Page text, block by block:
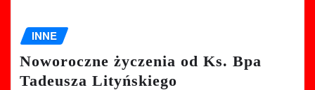
INNE
Noworoczne życzenia od Ks. Bpa
Tadeusza Lityńskiego